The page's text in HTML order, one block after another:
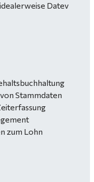
Datev
Stammdaten
zum Lohn